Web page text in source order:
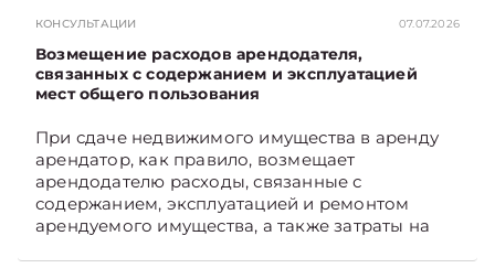
КОНСУЛЬТАЦИИ 07.07.2026
Возмещение расходов арендодателя,
связанных с содержанием и эксплуатацией
мест общего пользования
При сдаче недвижимого имущества в аренду
арендатор, как правило, возмещает
арендодателю расходы, связанные с
содержанием, эксплуатацией и ремонтом
арендуемого имущества, а также затраты на